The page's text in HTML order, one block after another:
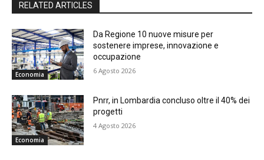
RELATED ARTICLES
Economia
Da Regione 10 nuove misure per
sostenere imprese, innovazione e
occupazione
6 Agosto 2026
Economia
Pnrr, in Lombardia concluso oltre il 40% dei
progetti
4 Agosto 2026